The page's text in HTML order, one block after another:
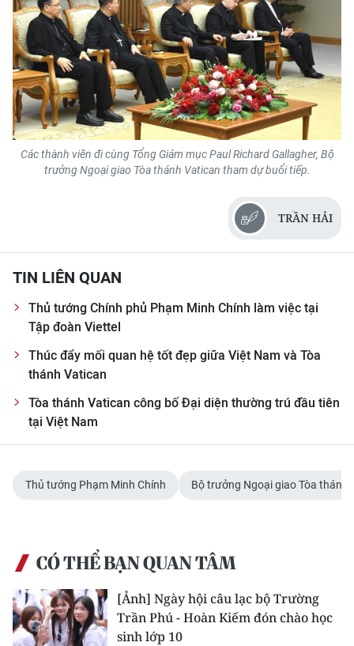
ENGLISH
中文
FRANÇAIS
РУССКИЙ
ESPAÑOL
Các thành viên đi cùng Tổng Giám mục Paul Richard Gallagher, Bộ
trưởng Ngoại giao Tòa thánh Vatican tham dự buổi tiếp.
TRẦN HẢI
TIN LIÊN QUAN
Thủ tướng Chính phủ Phạm Minh Chính làm việc tại
Tập đoàn Viettel
Thúc đẩy mối quan hệ tốt đẹp giữa Việt Nam và Tòa
thánh Vatican
Tòa thánh Vatican công bố Đại diện thường trú đầu tiên
tại Việt Nam
Thủ tướng Phạm Minh Chính Bộ trưởng Ngoại giao Tòa thánh
CÓ THỂ BẠN QUAN TÂM
[Ảnh] Ngày hội câu lạc bộ Trường
Trần Phú - Hoàn Kiếm đón chào học
sinh lớp 10